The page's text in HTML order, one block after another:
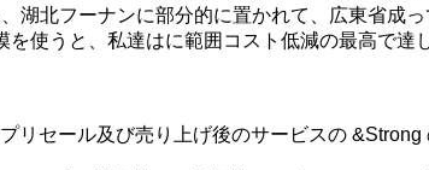
湖北フーナンに部分的に置かれて、広東省成っ
を使うと、私達はに範囲コスト低減の最高で達
リセール及び売り上げ後のサービスの &Strong